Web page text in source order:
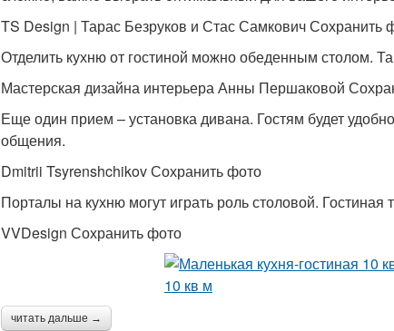
TS Design | Тарас Безруков и Стас Самкович Сохранить
Отделить кухню от гостиной можно обеденным столом.
Мастерская дизайна интерьера Анны Першаковой
Еще один прием – установка дивана. Гостям будет
общения.
Dmitrii Tsyrenshchikov Сохранить фото
Порталы на кухню могут играть роль столовой.
VVDesign Сохранить фото
читать дальше →